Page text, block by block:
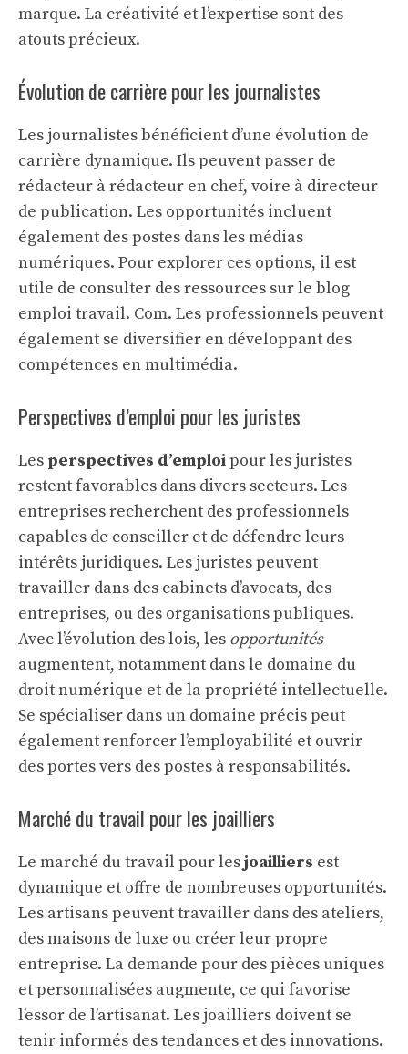
marque. La créativité et l’expertise sont des
atouts précieux.
Évolution de carrière pour les journalistes
Les journalistes bénéficient d’une évolution de
carrière dynamique. Ils peuvent passer de
rédacteur à rédacteur en chef, voire à directeur
de publication. Les opportunités incluent
également des postes dans les médias
numériques. Pour explorer ces options, il est
utile de consulter des ressources sur le blog
emploi travail. Com. Les professionnels peuvent
également se diversifier en développant des
compétences en multimédia.
Perspectives d’emploi pour les juristes
Les perspectives d’emploipour les juristes
restent favorables dans divers secteurs. Les
entreprises recherchent des professionnels
capables de conseiller et de défendre leurs
intérêts juridiques. Les juristes peuvent
travailler dans des cabinets d’avocats, des
entreprises, ou des organisations publiques.
Avec l’évolution des lois, les opportunités
augmentent, notamment dans le domaine du
droit numérique et de la propriété intellectuelle.
Se spécialiser dans un domaine précis peut
également renforcer l’employabilité et ouvrir
des portes vers des postes à responsabilités.
Marché du travail pour les joailliers
Le marché du travail pour lesjoailliers est
dynamique et offre de nombreuses opportunités.
Les artisans peuvent travailler dans des ateliers,
des maisons de luxe ou créer leur propre
entreprise. La demande pour des pièces uniques
et personnalisées augmente, ce qui favorise
l’essor de l’artisanat. Les joailliers doivent se
tenir informés des tendances et des innovations.